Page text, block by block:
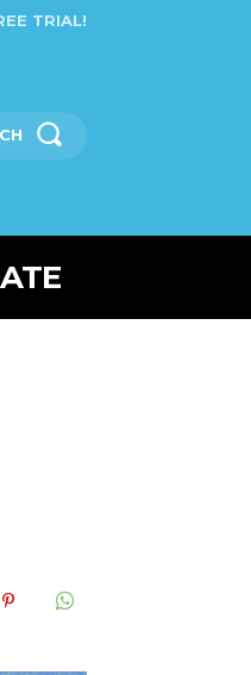
TRIAL!